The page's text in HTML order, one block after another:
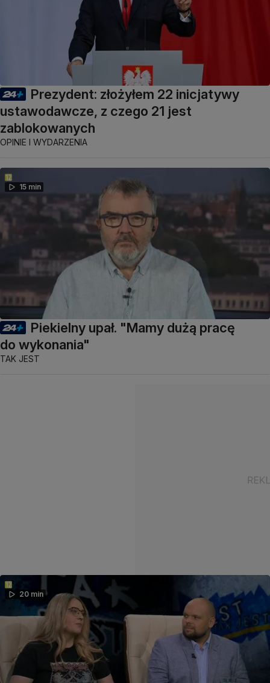
Prezydent: złożyłem 22 inicjatywy
ustawodawcze, z czego 21 jest
zablokowanych
OPINIE I WYDARZENIA
15 min
Piekielny upał. "Mamy dużą pracę
do wykonania"
TAK JEST
20 min